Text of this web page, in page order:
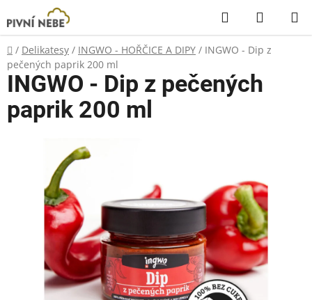
na
obsah
Hledat
KOŠÍK
Domů
/ Delikatesy / INGWO - HOŘČICE A DIPY / INGWO - Dip z
pečených paprik 200 ml
INGWO - Dip z pečených
paprik 200 ml